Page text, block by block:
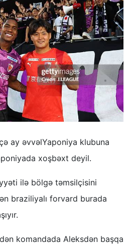
ay əvvəlYaponiya klubuna
xoşbəxt deyil.
ilə bölgə təmsilçisini
braziliyalı forvard burada
komandada Aleksdən başqa